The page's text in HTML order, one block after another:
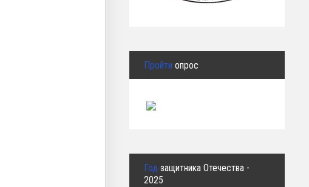
Пройти опрос
Год защитника Отечества -
2025